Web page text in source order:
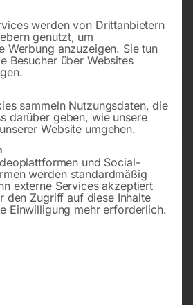
(Österreich):
Versandkosten gelten für Österreich.
abweichen.
In den Warenkorb
werden von Drittanbietern
genutzt, um
Werbung anzuzeigen. Sie tun
Besucher über Websites
sammeln Nutzungsdaten, die
darüber geben, wie unsere
Website umgehen.
und Social-
werden standardmäßig
externe Services akzeptiert
den Zugriff auf diese Inhalte
Einwilligung mehr erforderlich.